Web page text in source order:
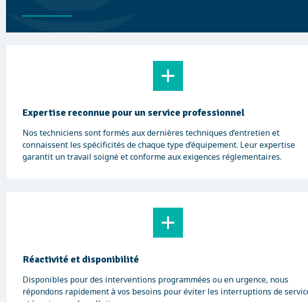
Expertise reconnue pour un service professionnel
Nos techniciens sont formés aux dernières techniques d’entretien et
connaissent les spécificités de chaque type d’équipement. Leur expertise
garantit un travail soigné et conforme aux exigences réglementaires.
Réactivité et disponibilité
Disponibles pour des interventions programmées ou en urgence, nous
répondons rapidement à vos besoins pour éviter les interruptions de